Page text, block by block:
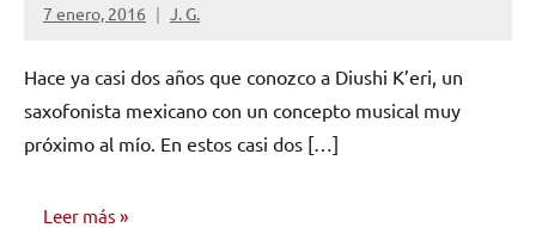
7 enero, 2016 J. G.
No
comentarios
Hace ya casi dos años que conozco a Diushi K’eri, un
saxofonista mexicano con un concepto musical muy
próximo al mío. En estos casi dos […]
Leer más